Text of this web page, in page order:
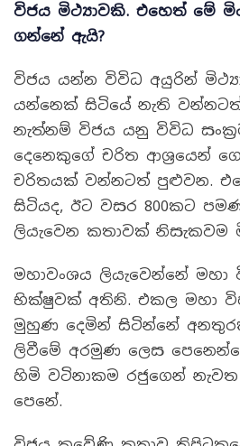
විජය මිථ්‍යාවකි. එහෙත් මේ
ගන්නේ ඇයි?
විජය යන්න විවිධ අයුරින්
යන්නෙක් සිටියේ නැති
නැත්නම් විජය යනු විවිධ
දෙනෙකුගේ චරිත ආශ්‍රයෙන්
චරිතයක් වන්නටත් පුළුවන.
සිටියද, ඊට වසර 800කට
ලියැවෙන කතාවක් නිසැකවම
මහාවංශය ලියැවෙන්නේ මහා
භික්ෂුවක් අතිනි. එකල මහා
මුහුණ දෙමින් සිටින්නේ
ලිවීමේ අරමුණ ලෙස
හිමි වටිනාකම රජුගෙන් නැවත
පෙනේ.